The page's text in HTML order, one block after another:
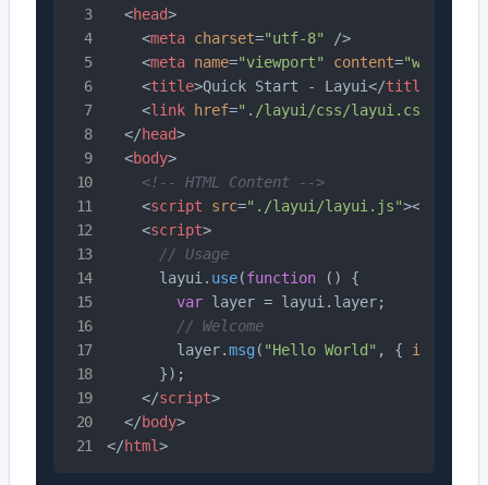
<head>
<meta charset="utf-8"
/>
<meta name="viewport" content=
<title>Quick Start - Layui</title
<link href="./layui/css/layui.css"
</head>
<body>
<!-- HTML Content -->
<script src="./layui/layui.js"></
<script>
// Usage
      layui.
use(function ( ) {
var layer = layui. layer;
// Welcome
        layer.
msg ( "Hello World" , { icon
      });
</script>
</body>
</html>